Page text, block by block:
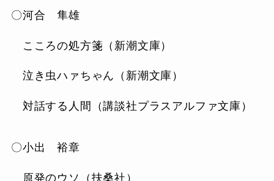
〇河合 隼雄
こころの処方箋（新潮文庫）
泣き虫ハァちゃん（新潮文庫）
対話する人間（講談社プラスアルファ文庫）
〇小出 裕章
原発のウソ（扶桑社）